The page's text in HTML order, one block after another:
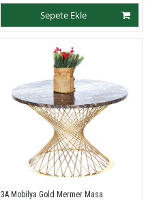
Sepete Ekle
3A Mobilya Gold Mermer Masa